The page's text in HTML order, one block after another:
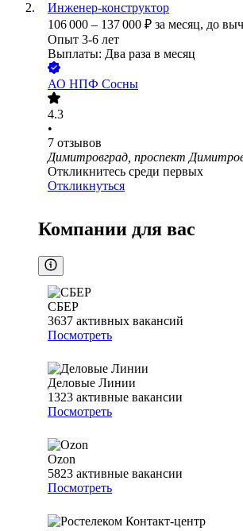
Инженер-конструктор
106 000 – 137 000 ₽ за месяц, до
Опыт 3-6 лет
Выплаты: Два раза в месяц
АО НПФ Сосны
4.3
•
7 отзывов
Димитровград, проспект
Откликнитесь среди первых
Откликнуться
Компании для вас
СБЕР
3637 активных вакансий
Посмотреть
Деловые Линии
1323 активные вакансии
Посмотреть
Ozon
5823 активные вакансии
Посмотреть